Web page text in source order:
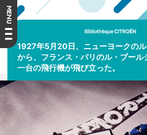
1927年5月20日、ニューヨークの
から、フランス・パリのル・ブール
一台の飛行機が飛び立った。